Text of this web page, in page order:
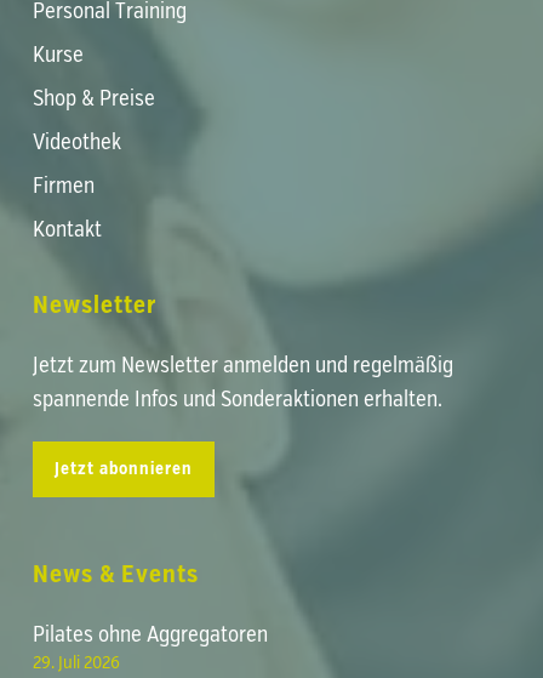
Personal Training
Kurse
Shop & Preise
Videothek
Firmen
Kontakt
Newsletter
Jetzt zum Newsletter anmelden und regelmäßig
spannende Infos und Sonderaktionen erhalten.
Jetzt abonnieren
News & Events
Pilates ohne Aggregatoren
29. Juli 2026